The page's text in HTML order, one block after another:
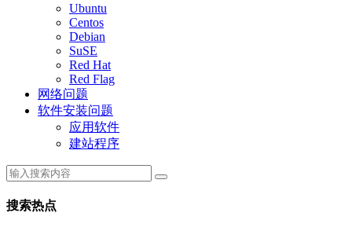
Ubuntu
Centos
Debian
SuSE
Red Hat
Red Flag
网络问题
软件安装问题
应用软件
建站程序
搜索热点